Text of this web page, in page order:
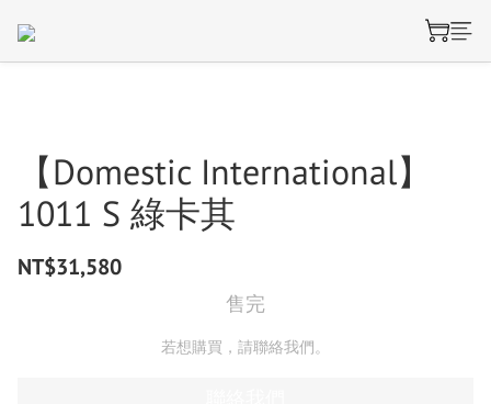
【Domestic International】
1011 S 綠卡其
NT$31,580
售完
若想購買，請聯絡我們。